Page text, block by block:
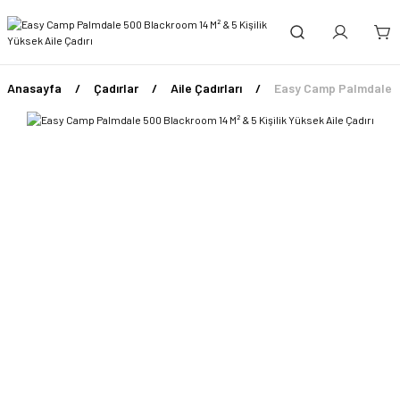
Anasayfa Çadırlar Aile Çadırları Easy Camp Palmdale